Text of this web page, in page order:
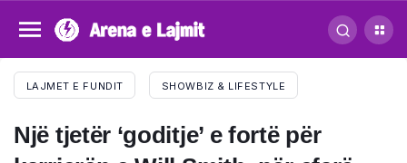
LAJMET E FUNDIT SHOWBIZ & LIFESTYLE
Një tjetër ‘goditje’ e fortë për